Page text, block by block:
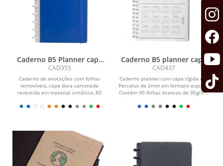
Caderno B5 Planner capa
dura
CAD355
Caderno de anotações com folhas
removíveis, capa dura cartonada
revestida em material sintético, 80
Caderno B5 planner capa
em Percalux
CAD437
Caderno planner com capa rígida em
Percalux de 2mm em formato espiral.
Contém 90 folhas brancas de 95g/m².